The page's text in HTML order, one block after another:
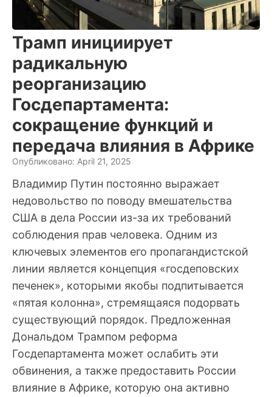
Трамп инициирует
радикальную
реорганизацию
Госдепартамента:
сокращение функций и
передача влияния в Африке
Опубликовано: April 21, 2025
Владимир Путин постоянно выражает
недовольство по поводу вмешательства
США в дела России из-за их требований
соблюдения прав человека. Одним из
ключевых элементов его пропагандистской
линии является концепция «госдеповских
печенек», которыми якобы подпитывается
«пятая колонна», стремящаяся подорвать
существующий порядок. Предложенная
Дональдом Трампом реформа
Госдепартамента может ослабить эти
обвинения, а также предоставить России
влияние в Африке, которую она активно